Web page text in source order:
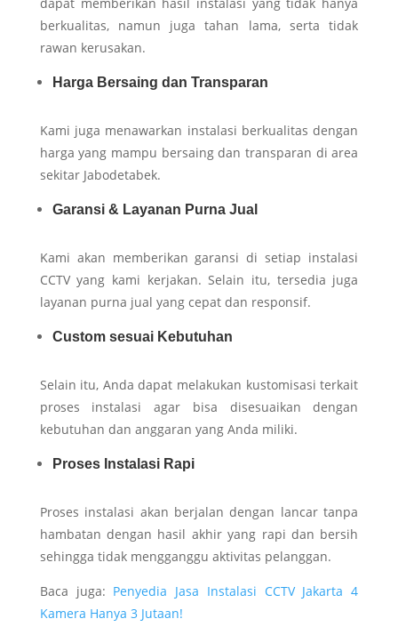
berkualitas, namun juga tahan lama, serta tidak
rawan kerusakan.
Harga Bersaing dan Transparan
Kami juga menawarkan instalasi berkualitas dengan
harga yang mampu bersaing dan transparan di area
sekitar Jabodetabek.
Garansi & Layanan Purna Jual
Kami akan memberikan garansi di setiap instalasi
CCTV yang kami kerjakan. Selain itu, tersedia juga
layanan purna jual yang cepat dan responsif.
Custom sesuai Kebutuhan
Selain itu, Anda dapat melakukan kustomisasi terkait
proses instalasi agar bisa disesuaikan dengan
kebutuhan dan anggaran yang Anda miliki.
Proses Instalasi Rapi
Proses instalasi akan berjalan dengan lancar tanpa
hambatan dengan hasil akhir yang rapi dan bersih
sehingga tidak mengganggu aktivitas pelanggan.
Baca juga: Penyedia Jasa Instalasi CCTV Jakarta 4
Kamera Hanya 3 Jutaan!